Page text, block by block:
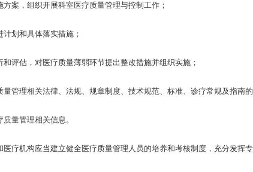
，组织开展科室医疗质量管理与控制工作；
划和具体落实措施；
估，对医疗质量薄弱环节提出整改措施并组织实施；
理相关法律、法规、规章制度、技术规范、标准、诊疗常规及指南的
量管理相关信息。
机构应当建立健全医疗质量管理人员的培养和考核制度，充分发挥专